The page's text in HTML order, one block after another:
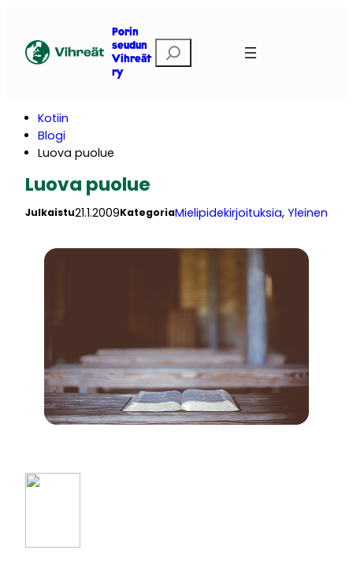
Porin
seudun
Vihreät
ry
t
Kotiin
Blogi
Luova puolue
Luova puolue
Julkaistu21.1.2009KategoriaMielipidekirjoituksia, Yleinen